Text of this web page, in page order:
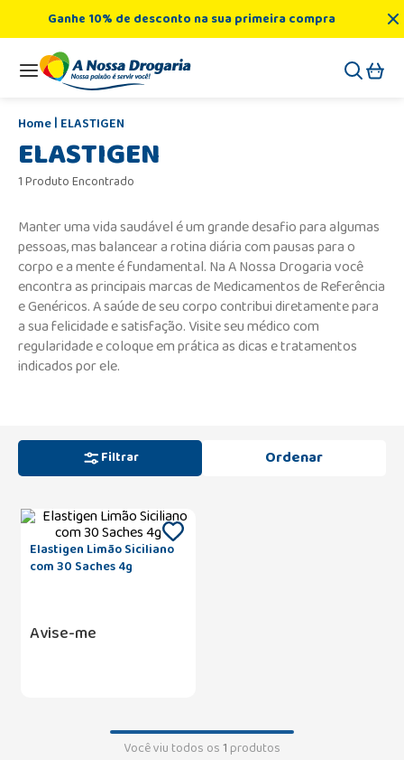
Ganhe 10% de desconto na sua primeira compra
ELASTIGEN
ELASTIGEN
1 Produto Encontrado
Manter uma vida saudável é um grande desafio para algumas
pessoas, mas balancear a rotina diária com pausas para o
corpo e a mente é fundamental. Na A Nossa Drogaria você
encontra as principais marcas de Medicamentos de Referência
e Genéricos. A saúde de seu corpo contribui diretamente para
a sua felicidade e satisfação. Visite seu médico com
regularidade e coloque em prática as dicas e tratamentos
indicados por ele.
Filtrar
Elastigen Limão Siciliano
com 30 Saches 4g
Avise-me
Você viu todos os1produtos